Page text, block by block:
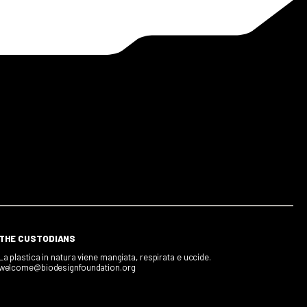
CUSTODIANS
plastica in natura viene mangiata, respirata e uccide.